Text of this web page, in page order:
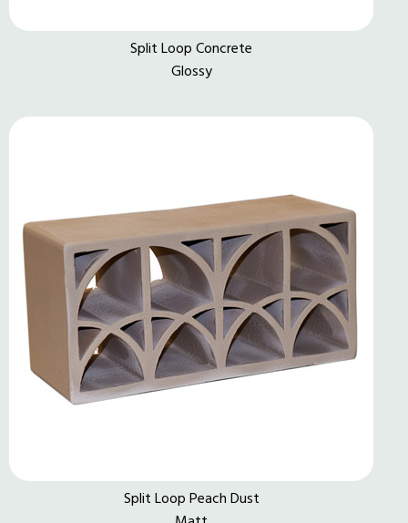
Split Loop Concrete
Glossy
Split Loop Peach Dust